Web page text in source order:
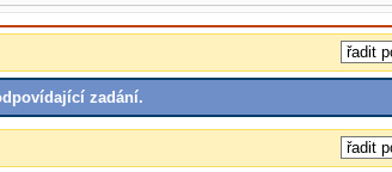
zadání.